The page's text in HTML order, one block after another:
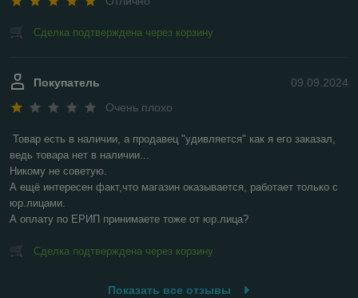
Сделка подтверждена через корзину
09.09.2024
Покупатель
Очень плохо
Товар есть в наличии, а продавец "удивляется" как я его заказал,
ведь товара нет в наличии...
Никому не советую.
А ещё интересен факт,что магазин оказывается, работает только с
юр.лицами.
А оплату по ЕРИП принимаете тоже от юр.лица?
Сделка подтверждена через корзину
Показать все отзывы